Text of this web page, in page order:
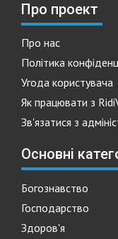
Про проект
Про нас
Політика
Угода користувача
Як працювати з
Зв'язатися з
Основні
Богознавство
Господарство
Здоров'я